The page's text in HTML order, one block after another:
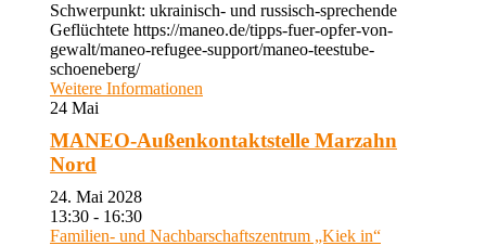
Schwerpunkt: ukrainisch- und russisch-sprechende
Geflüchtete https://maneo.de/tipps-fuer-opfer-von-
gewalt/maneo-refugee-support/maneo-teestube-
schoeneberg/
Weitere Informationen
24 Mai
MANEO-Außenkontaktstelle Marzahn
Nord
24. Mai 2028
13:30 - 16:30
Familien- und Nachbarschaftszentrum „Kiek in“